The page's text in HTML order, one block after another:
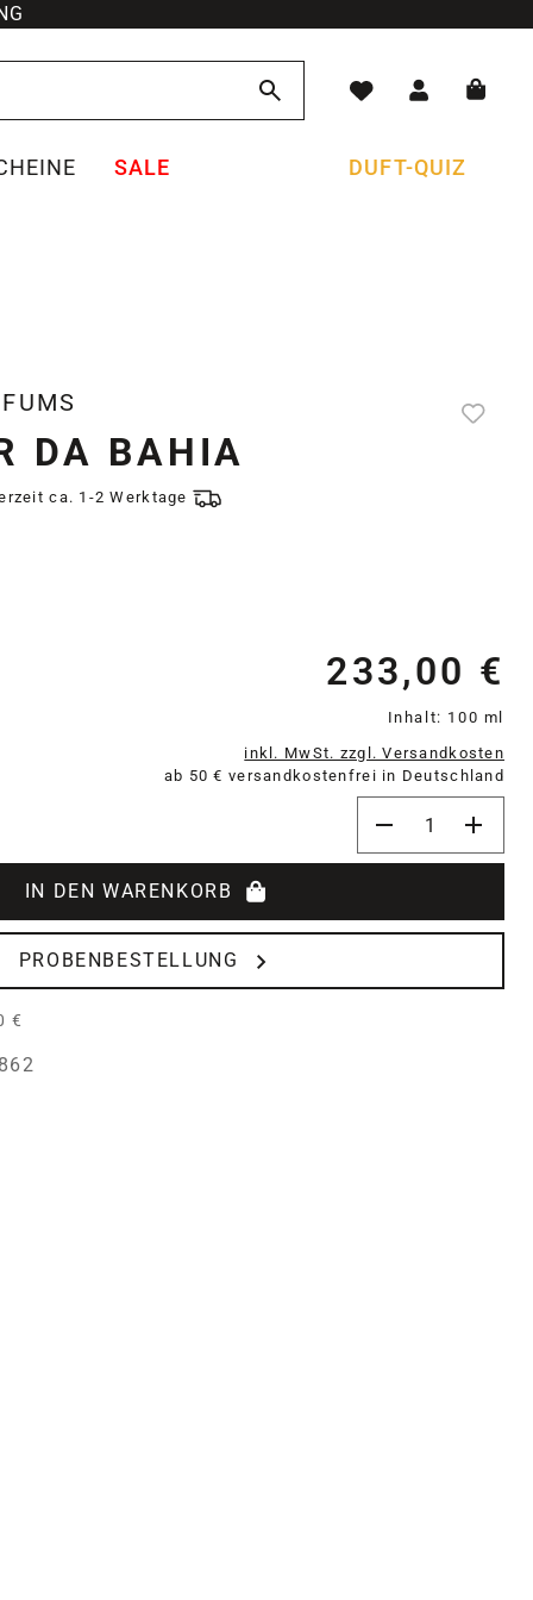
SALE DUFT-QUIZ
DA BAHIA
ca. 1-2 Werktage
233,00 €
Inhalt: 100 ml
inkl. MwSt. zzgl. Versandkosten
ab 50 € versandkostenfrei in Deutschland
IN DEN WARENKORB
PROBENBESTELLUNG
€